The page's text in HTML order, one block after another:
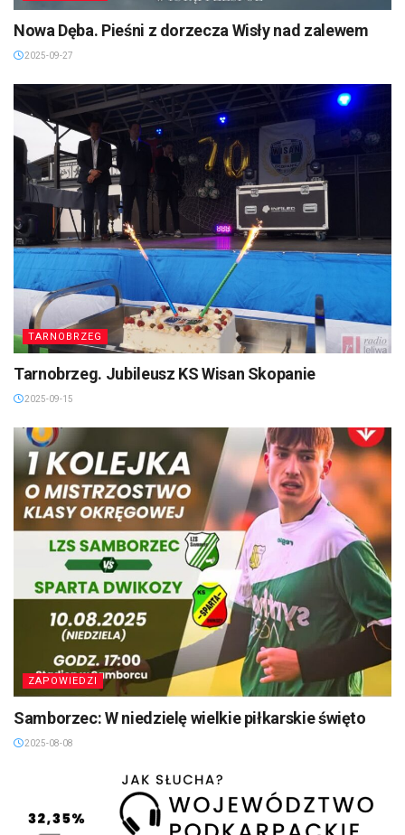
Nowa Dęba. Pieśni z dorzecza Wisły nad zalewem
2025-09-27
TARNOBRZEG
Tarnobrzeg. Jubileusz KS Wisan Skopanie
2025-09-15
ZAPOWIEDZI
Samborzec: W niedzielę wielkie piłkarskie święto
2025-08-08